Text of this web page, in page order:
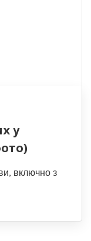
у
включно з